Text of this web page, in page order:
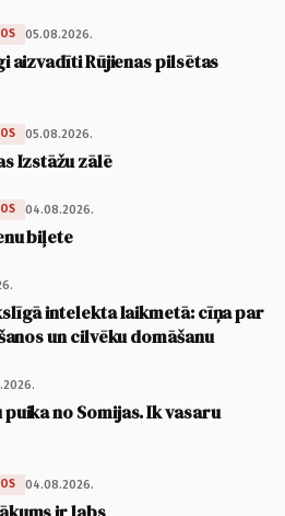
05.08.2026.
aizvadīti Rūjienas pilsētas
05.08.2026.
Izstāžu zālē
04.08.2026.
biļete
intelekta laikmetā: cīņa par
un cilvēku domāšanu
puika no Somijas. Ik vasaru
04.08.2026.